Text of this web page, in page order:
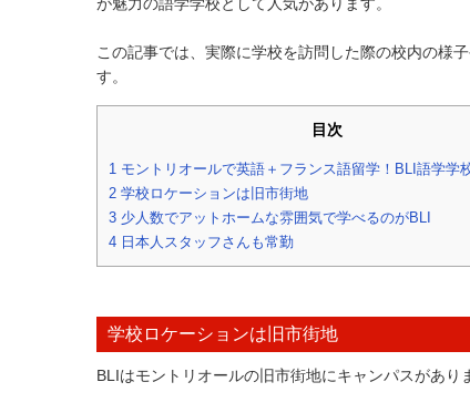
この記事では、実際に学校を訪問した際の校内の様
す。
目次
1 モントリオールで英語＋フランス語留学！BLI語学学
2 学校ロケーションは旧市街地
3 少人数でアットホームな雰囲気で学べるのがBLI
4 日本人スタッフさんも常勤
学校ロケーションは旧市街地
BLIはモントリオールの旧市街地にキャンパスがあり